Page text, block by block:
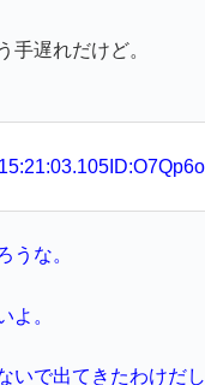
手遅れだけど。
うな。
よ。
いで出てきたわけだし